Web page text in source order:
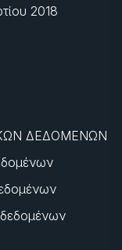
2018
ΔΕΔΟΜΕΝΩΝ